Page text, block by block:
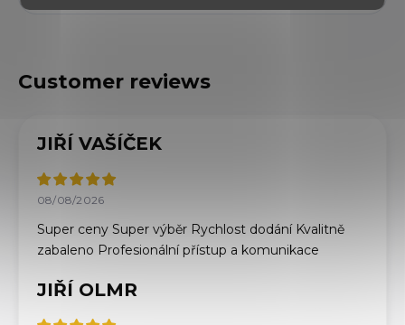
JIŘÍ VAŠÍČEK
08/08/2026
Super ceny Super výběr Rychlost dodání Kvalitně
zabaleno Profesionální přístup a komunikace
JIŘÍ OLMR